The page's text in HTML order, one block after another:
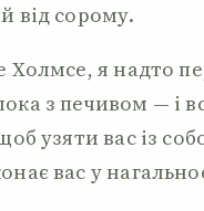
від сорому.
Холмсе, я надто
з печивом — і
узяти вас із
вас у